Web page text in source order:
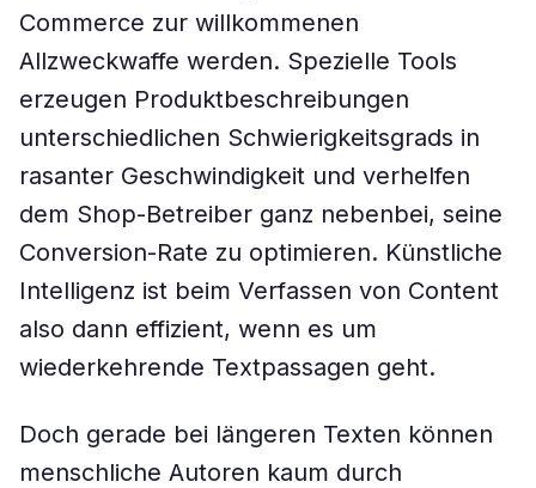
Commerce zur willkommenen
Allzweckwaffe werden. Spezielle Tools
erzeugen Produktbeschreibungen
unterschiedlichen Schwierigkeitsgrads in
rasanter Geschwindigkeit und verhelfen
dem Shop-Betreiber ganz nebenbei, seine
Conversion-Rate zu optimieren. Künstliche
Intelligenz ist beim Verfassen von Content
also dann effizient, wenn es um
wiederkehrende Textpassagen geht.
Doch gerade bei längeren Texten können
menschliche Autoren kaum durch